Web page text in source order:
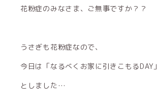
花粉症のみなさま、ご無事ですか？？
うさぎも花粉症なので、
今日は「なるべくお家に引きこもるDAY」
としました…